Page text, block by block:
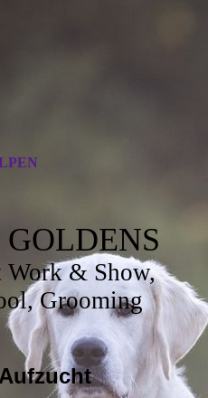
Work & Show,
Grooming